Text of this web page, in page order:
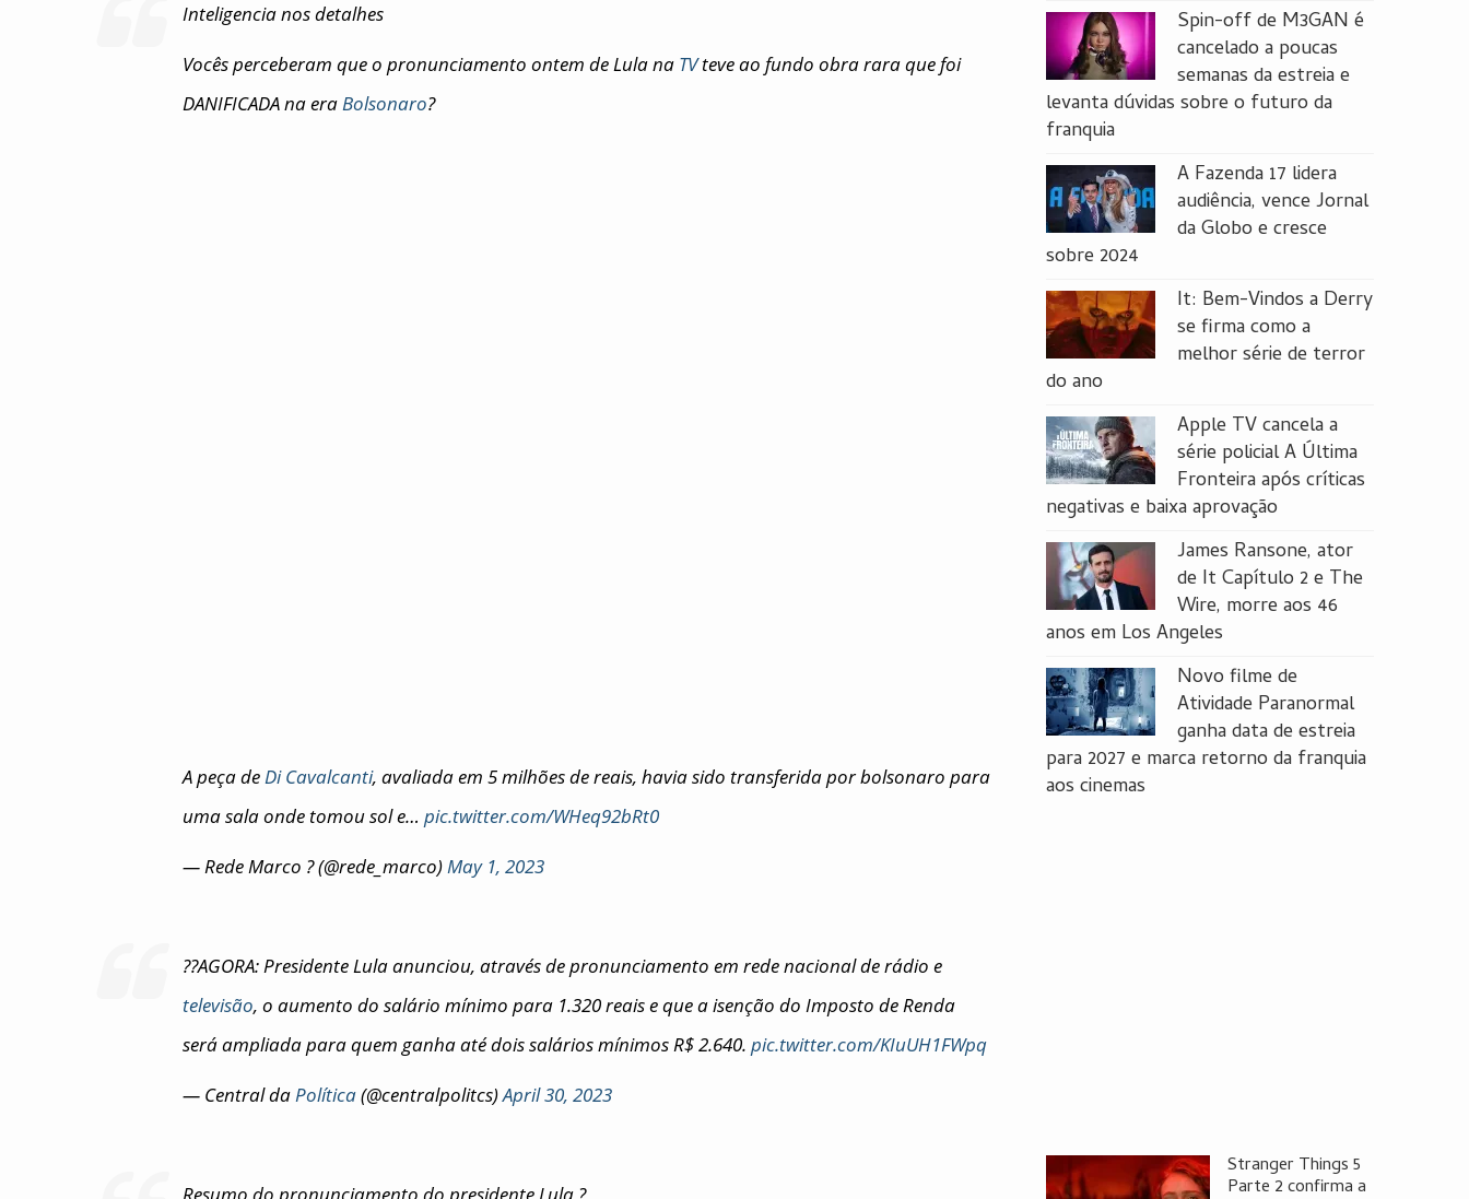
Inteligencia nos detalhes
Vocês perceberam que o pronunciamento ontem de Lula na TVteve ao fundo obra rara que foi
DANIFICADA na eraBolsonaro?
A peça deDi Cavalcanti, avaliada em 5 milhões de reais, havia sido transferida por bolsonaro para
uma sala onde tomou sol e… pic.twitter.com/WHeq92bRt0
— Rede Marco ? (@rede_marco)May 1, 2023
??AGORA: Presidente Lula anunciou, através de pronunciamento em rede nacional de rádio e
televisão, o aumento do salário mínimo para 1.320 reais e que a isenção do Imposto de Renda
será ampliada para quem ganha até dois salários mínimos R$ 2.640. pic.twitter.com/KIuUH1FWpq
— Central daPolítica(@centralpolitcs)April 30, 2023
Spin-off de M3GAN é
cancelado a poucas
semanas da estreia e
levanta dúvidas sobre o futuro da
franquia
A Fazenda 17 lidera
audiência, vence Jornal
da Globo e cresce
sobre 2024
It: Bem-Vindos a Derry
se firma como a
melhor série de terror
do ano
Apple TV cancela a
série policial A Última
Fronteira após críticas
negativas e baixa aprovação
James Ransone, ator
de It Capítulo 2 e The
Wire, morre aos 46
anos em Los Angeles
Novo filme de
Atividade Paranormal
ganha data de estreia
para 2027 e marca retorno da franquia
aos cinemas
Stranger Things 5
Parte 2 confirma a